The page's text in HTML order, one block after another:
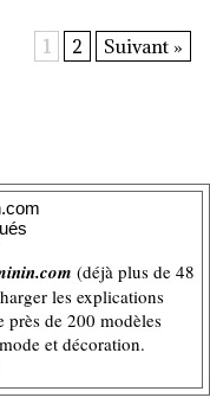
1 2 Suivant »
(déjà plus de 48
les explications
près de 200 modèles
et décoration.